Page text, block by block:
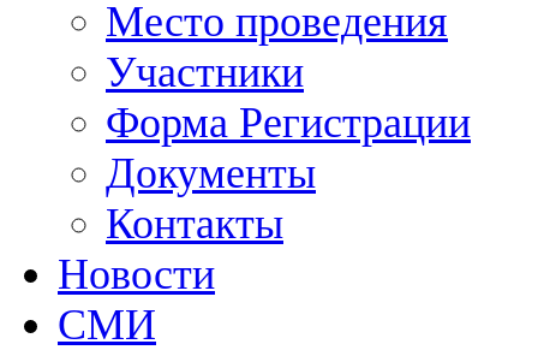
Место проведения
Участники
Форма Регистрации
Документы
Контакты
Новости
СМИ